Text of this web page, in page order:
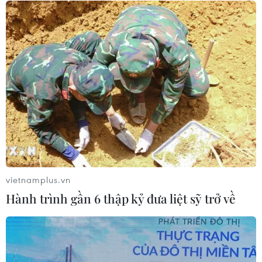
Sơn La công bố tình huống khẩn cấp
về thiên tai với hai xã Muổi Nọi, Nậm
Lầu
08/08/2026 03:53
Kết luận số 75-KL/TW: Cà Mau chủ
động thích ứng với biến đổi khí hậu
08/08/2026 02:53
Quảng Trị quyết tâm bàn giao sớm
mặt bằng Dự án Nhà máy điện gió
LIG-Hướng Hóa 1
vietnamplus.vn
Hành trình gần 6 thập kỷ đưa liệt sỹ trở về